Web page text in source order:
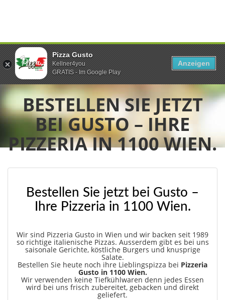
BESTELLEN SIE JETZT
BEI GUSTO – IHRE
PIZZERIA IN 1100 WIEN.
Bestellen Sie jetzt bei Gusto –
Ihre Pizzeria in 1100 Wien.
Wir sind Pizzeria Gusto in Wien und wir backen seit 1989
so richtige italienische Pizzas. Ausserdem gibt es bei uns
saisonale Gerichte, köstliche Burgers und knusprige
Salate.
Bestellen Sie heute noch ihre Lieblingspizza bei Pizzeria
Gusto in 1100 Wien.
Wir verwenden keine Tiefkühlwaren denn jedes Essen
wird bei uns frisch zubereitet, gebacken und direkt
geliefert.
Pizza Gusto
Kellner4you
GRATIS - Im Google Play
Anzeigen